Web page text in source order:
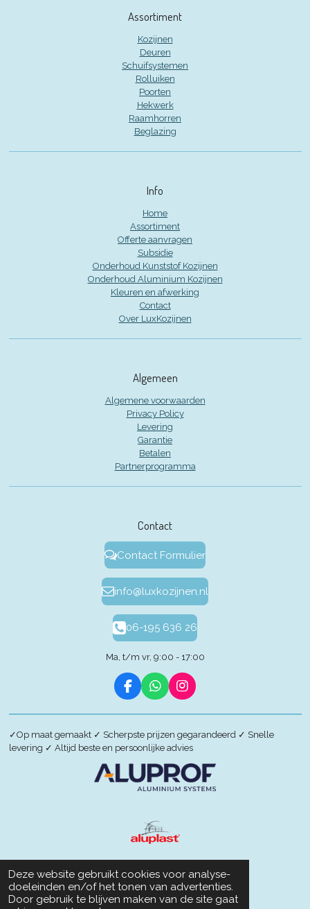
Deze website gebruikt cookies voor analyse-
doeleinden en/of het tonen van advertenties.
Door gebruik te blijven maken van de site gaat
Assortiment
Kozijnen
Deuren
Schuifsystemen
Rolluiken
Poorten
Hekwerk
Raamhorren
Beglazing
Info
Home
Assortiment
Offerte aanvragen
Subsidie
Onderhoud Kunststof Kozijnen
Onderhoud Aluminium Kozijnen
Kleuren en afwerking
Contact
Over LuxKozijnen
Algemeen
Algemene voorwaarden
Privacy Policy
Levering
Garantie
Betalen
Partnerprogramma
Contact
Contact Formulier
info@luxkozijnen.nl
06-195 636 26
Ma, t/m vr, 9:00 - 17:00
F
a
c
b
o
o
k
W
h
a
t
s
A
p
p
I
n
s
a
g
r
a
m
✓Op maat gemaakt ✓ Scherpste prijzen gegarandeerd ✓ Snelle
levering ✓ Altijd beste en persoonlijke advies